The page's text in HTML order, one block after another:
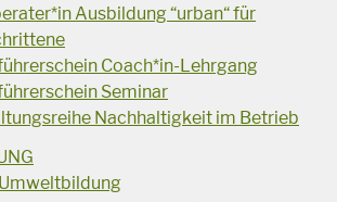
Ausbildung “urban“ für
Coach*in-Lehrgang
Seminar
Nachhaltigkeit im Betrieb